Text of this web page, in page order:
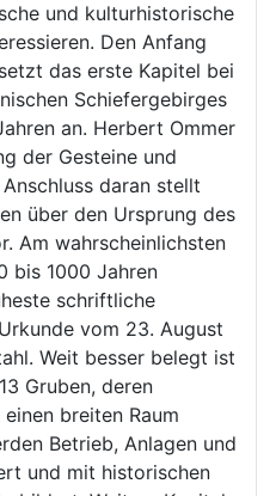
und kulturhistorische
Den Anfang
das erste Kapitel bei
Schiefergebirges
an. Herbert Ommer
der Gesteine und
daran stellt
über den Ursprung des
Am wahrscheinlichsten
bis 1000 Jahren
schriftliche
vom 23. August
Weit besser belegt ist
Gruben, deren
breiten Raum
Betrieb, Anlagen und
und mit historischen